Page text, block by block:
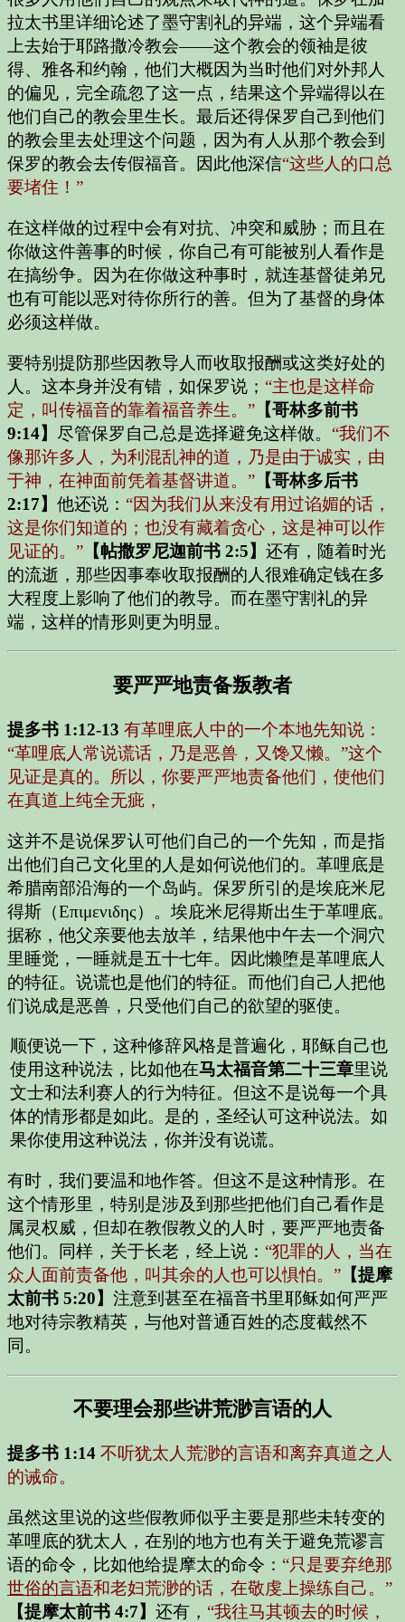
拉太书里详细论述了墨守割礼的异端，这个异端看
上去始于耶路撒冷教会——这个教会的领袖是彼
得、雅各和约翰，他们大概因为当时他们对外邦人
的偏见，完全疏忽了这一点，结果这个异端得以在
他们自己的教会里生长。最后还得保罗自己到他们
的教会里去处理这个问题，因为有人从那个教会到
保罗的教会去传假福音。因此他深信“这些人的口总
要堵住！”
在这样做的过程中会有对抗、冲突和威胁；而且在
你做这件善事的时候，你自己有可能被别人看作是
在搞纷争。因为在你做这种事时，就连基督徒弟兄
也有可能以恶对待你所行的善。但为了基督的身体
必须这样做。
要特别提防那些因教导人而收取报酬或这类好处的
人。这本身并没有错，如保罗说； “主也是这样命
定，叫传福音的靠着福音养生。” 【哥林多前书
9:14】 尽管保罗自己总是选择避免这样做。 “我们不
像那许多人，为利混乱神的道，乃是由于诚实，由
于神，在神面前凭着基督讲道。” 【哥林多后书
2:17】 他还说： “因为我们从来没有用过谄媚的话，
这是你们知道的；也没有藏着贪心，这是神可以作
见证的。” 【帖撒罗尼迦前书 2:5】 还有，随着时光
的流逝，那些因事奉收取报酬的人很难确定钱在多
大程度上影响了他们的教导。而在墨守割礼的异
端，这样的情形则更为明显。
要严严地责备叛教者
提多书 1:12-13 有革哩底人中的一个本地先知说：
“革哩底人常说谎话，乃是恶兽，又馋又懒。”这个
见证是真的。所以，你要严严地责备他们，使他们
在真道上纯全无疵，
这并不是说保罗认可他们自己的一个先知，而是指
出他们自己文化里的人是如何说他们的。革哩底是
希腊南部沿海的一个岛屿。保罗所引的是埃庇米尼
得斯（Επιμενιδης）。埃庇米尼得斯出生于革哩底。
据称，他父亲要他去放羊，结果他中午去一个洞穴
里睡觉，一睡就是五十七年。因此懒堕是革哩底人
的特征。说谎也是他们的特征。而他们自己人把他
们说成是恶兽，只受他们自己的欲望的驱使。
顺便说一下，这种修辞风格是普遍化，耶稣自己也
使用这种说法，比如他在马太福音第二十三章里说
文士和法利赛人的行为特征。但这不是说每一个具
体的情形都是如此。是的，圣经认可这种说法。如
果你使用这种说法，你并没有说谎。
有时，我们要温和地作答。但这不是这种情形。在
这个情形里，特别是涉及到那些把他们自己看作是
属灵权威，但却在教假教义的人时，要严严地责备
他们。同样，关于长老，经上说： “犯罪的人，当在
众人面前责备他，叫其余的人也可以惧怕。” 【提摩
太前书 5:20】 注意到甚至在福音书里耶稣如何严严
地对待宗教精英，与他对普通百姓的态度截然不
同。
不要理会那些讲荒渺言语的人
提多书 1:14 不听犹太人荒渺的言语和离弃真道之人
的诫命。
虽然这里说的这些假教师似乎主要是那些未转变的
革哩底的犹太人，在别的地方也有关于避免荒谬言
语的命令，比如他给提摩太的命令： “只是要弃绝那
世俗的言语和老妇荒渺的话，在敬虔上操练自己。”
【提摩太前书 4:7】 还有， “我往马其顿去的时候，